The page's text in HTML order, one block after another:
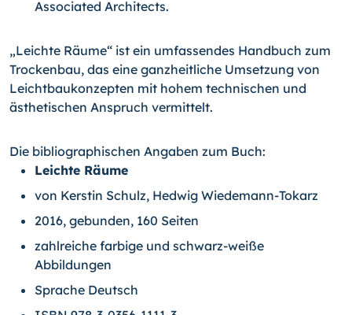
Associated Architects.
„Leichte Räume“ ist ein umfassendes Handbuch zum
Trockenbau, das eine ganzheitliche Umsetzung von
Leichtbaukonzepten mit hohem technischen und
ästhetischen Anspruch vermittelt.
Die bibliographischen Angaben zum Buch:
Leichte Räume
von Kerstin Schulz, Hedwig Wiedemann-Tokarz
2016, gebunden, 160 Seiten
zahlreiche farbige und schwarz-weiße
Abbildungen
Sprache Deutsch